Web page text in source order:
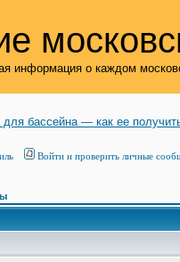
информация о каждом
для бассейна — как ее
Войти и проверить личные